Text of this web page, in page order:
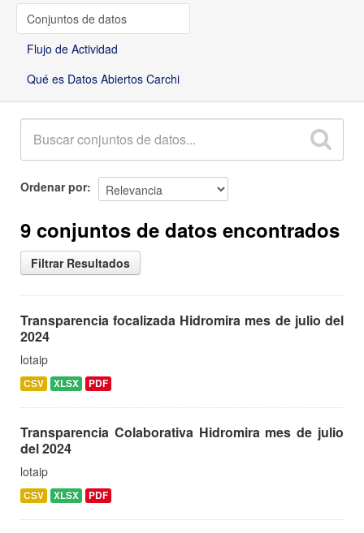
Grupos
Qué es Datos Abiertos Carchi
Conjuntos de datos
Flujo de Actividad
Qué es Datos Abiertos Carchi
Ordenar por
9 conjuntos de datos encontrados
Filtrar Resultados
Transparencia focalizada Hidromira mes de julio del
2024
lotaip
CSV XLSX PDF
Transparencia Colaborativa Hidromira mes de julio
del 2024
lotaip
CSV XLSX PDF